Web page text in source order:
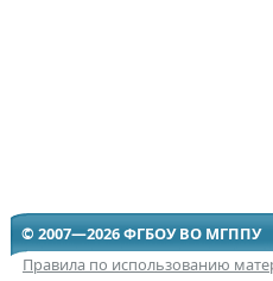
© 2007—2026 ФГБОУ ВО МГППУ
Правила по использованию